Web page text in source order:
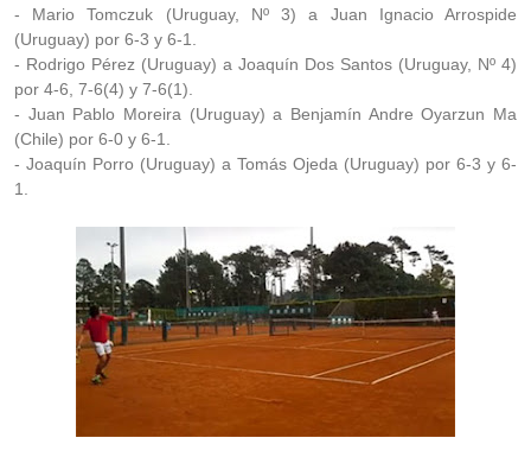
- Mario Tomczuk (Uruguay, Nº 3) a Juan Ignacio Arrospide
(Uruguay) por 6-3 y 6-1.
- Rodrigo Pérez (Uruguay) a Joaquín Dos Santos (Uruguay, Nº 4)
por 4-6, 7-6(4) y 7-6(1).
- Juan Pablo Moreira (Uruguay) a Benjamín Andre Oyarzun Ma
(Chile) por 6-0 y 6-1.
- Joaquín Porro (Uruguay) a Tomás Ojeda (Uruguay) por 6-3 y 6-
1.